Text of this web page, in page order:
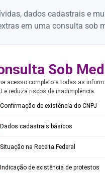
dados cadastrais e
em uma consulta sob
Sob
acesso completo a todas as
e reduza riscos de inadimplência.
Confirmação de existência do CNPJ
Dados cadastrais básicos
Situação na Receita Federal
Indicação de existência de protestos